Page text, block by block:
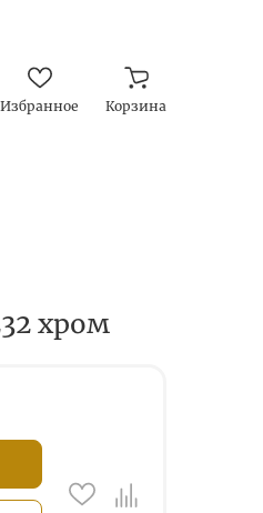
Избранное Корзина
хром